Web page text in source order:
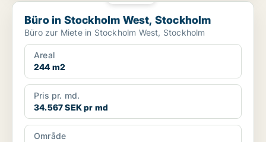
Büro in Stockholm West, Stockholm
Büro in Stockholm West, Stockholm
Büro zur Miete in Stockholm West, Stockholm
Areal
244 m2
Pris pr. md.
34.567 SEK pr md
Område